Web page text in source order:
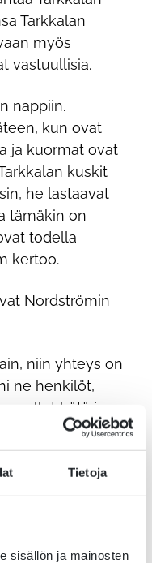
Tietoja
sisällön ja mainosten
Tarkkalan
myös
vastuullisia.
nappiin.
kun ovat
ja kuormat ovat
kuskit
he lastaavat
tämäkin on
todella
kertoo.
Nordströmin
niin yhteys on
ne henkilöt,
ollut hätä ja
aina on